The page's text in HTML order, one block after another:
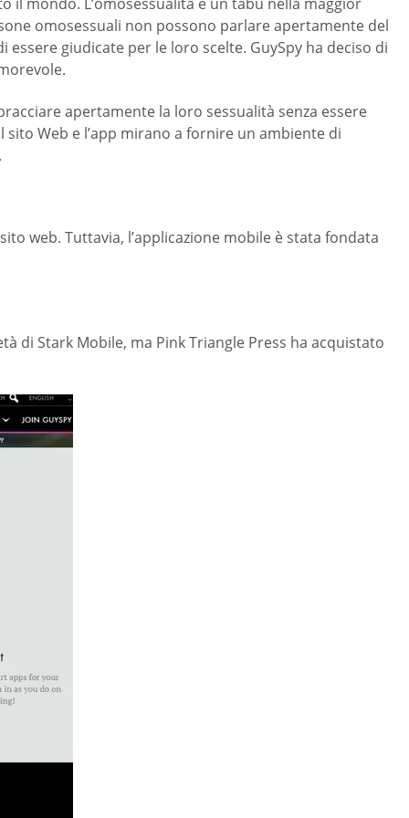
omosessuali non possono parlare apertamente del
giudicate per le loro scelte. GuySpy ha deciso di
apertamente la loro sessualità senza essere
Web e l’app mirano a fornire un ambiente di
web. Tuttavia, l’applicazione mobile è stata fondata
di Stark Mobile, ma Pink Triangle Press ha acquistato